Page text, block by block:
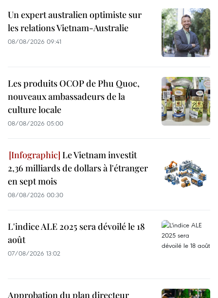
Un expert australien optimiste sur
les relations Vietnam-Australie
08/08/2026 09:41
Les produits OCOP de Phu Quoc,
nouveaux ambassadeurs de la
culture locale
08/08/2026 05:00
Le Vietnam investit
2,36 milliards de dollars à l'étranger
en sept mois
08/08/2026 00:30
L'indice ALE 2025 sera dévoilé le 18
août
07/08/2026 13:02
Approbation du plan directeur